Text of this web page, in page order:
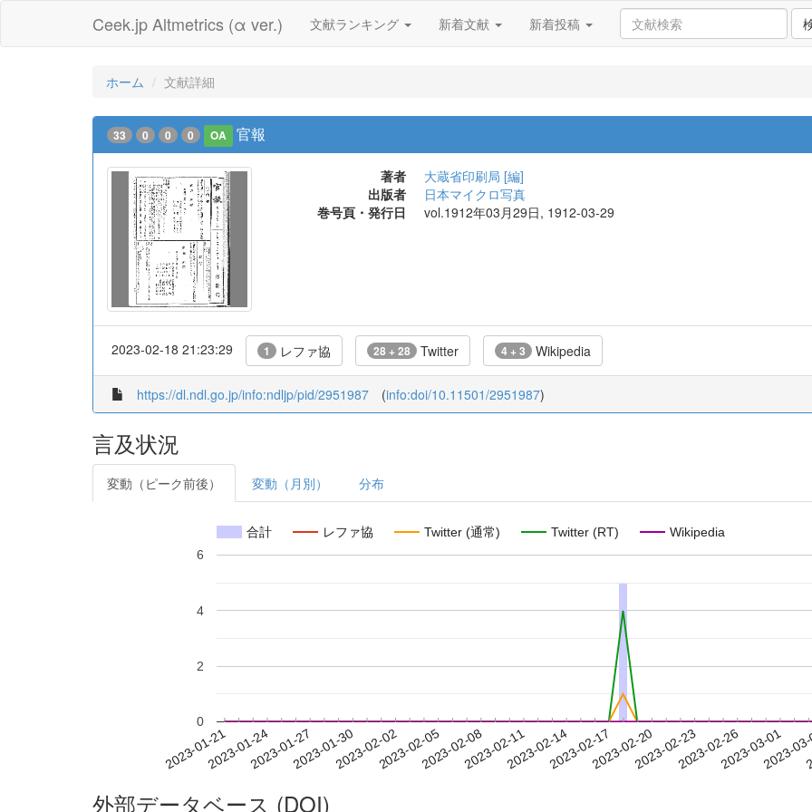
Ceek.jp Altmetrics (α ver.) 文献ランキング 新着文献 新着投稿
ホーム 文献詳細
33 0 0 0 OA 官報
著者
大蔵省印刷局 [編]
出版者
日本マイクロ写真
巻号頁・発行日
vol.1912年03月29日, 1912-03-29
2023-02-18 21:23:29 1 レファ協 28 + 28 Twitter 4 + 3 Wikipedia
https://dl.ndl.go.jp/info:ndljp/pid/2951987 (info:doi/10.11501/2951987)
言及状況
変動（ピーク前後） 変動（月別） 分布
合計 レファ協 Twitter (通常) Twitter (RT) Wikipedia
2023-01-212023-01-242023-01-272023-01-302023-02-022023-02-052023-02-082023-02-112023-02-142023-02-172023-02-202023-02-232023-02-262023-03-01
2023-
0
2
4
6
外部データベース (DOI)